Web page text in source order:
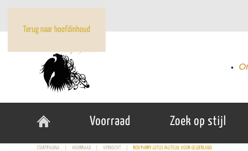
Terug naar hoofdinhoud
Voorraad Zoek op stijl
STARTPAGINA VOORRAAD VERKOCHT ROB PARRY LOTUS FAUTEUIL VOOR GELDERLAND